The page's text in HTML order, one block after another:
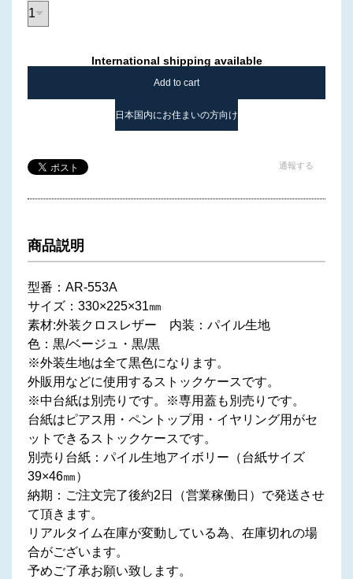
International shipping available
Add to cart
日本国内にお住まいの方向け
通報する
商品説明
型番：AR-553A
サイズ：330×225×31㎜
素材:外装クロスレザー 内装：パイル生地
色：黒/ベージュ・黒/黒
※外装生地は全て黒色になります。
外販用などに使用するストックケースです。
※中台紙は別売りです。※専用蓋も別売りです。
台紙はピアス用・ペントップ用・イヤリング用がセ
ットできるストックケースです。
別売り台紙：パイル生地アイボリー（台紙サイズ
39×46㎜）
納期：ご注文完了後約2日（営業稼働日）で発送させ
て頂きます。
リアルタイム在庫が変動している為、在庫切れの場
合がございます。
予めご了承お願い致します。